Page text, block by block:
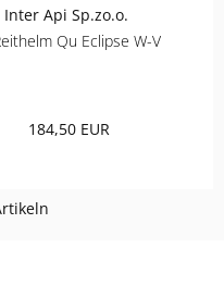
Inter Api Sp.zo.o.
Qu Eclipse W-V
184,50 EUR